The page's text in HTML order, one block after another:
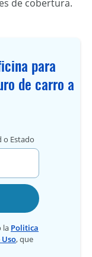
de cobertura.
para
de carro a
o Estado
la Politica
, que